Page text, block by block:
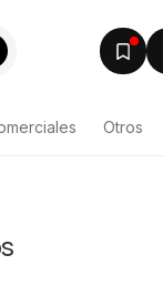
Otros